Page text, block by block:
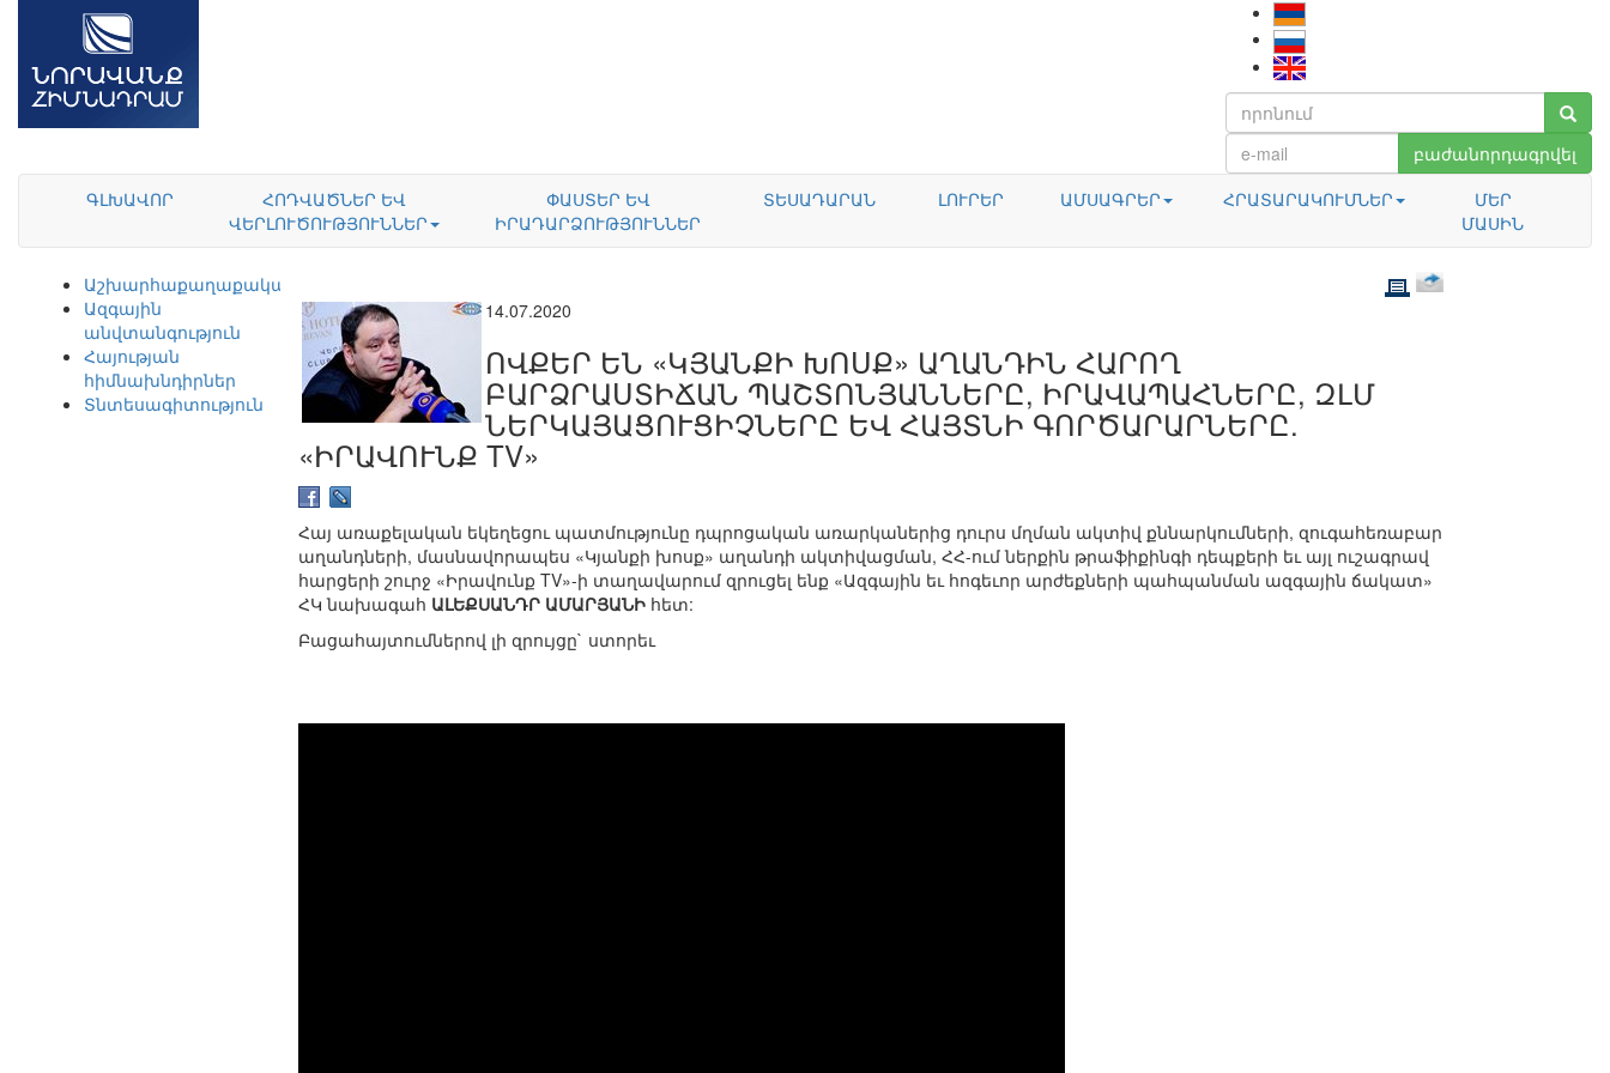
բաժանորդագրվել
ԳԼԽԱՎՈՐ
ՀՈԴՎԱԾՆԵՐ ԵՎ
ՎԵՐԼՈՒԾՈՒԹՅՈՒՆՆԵՐ
ՓԱՍՏԵՐ ԵՎ
ԻՐԱԴԱՐՁՈՒԹՅՈՒՆՆԵՐ
ՏԵՍԱԴԱՐԱՆ ԼՈՒՐԵՐ ԱՄՍԱԳՐԵՐ ՀՐԱՏԱՐԱԿՈՒՄՆԵՐ
ՄԵՐ
ՄԱՍԻՆ
Աշխարհաքաղաքականություն
Ազգային
անվտանգություն
Հայության
հիմնախնդիրներ
Տնտեսագիտություն
14.07.2020
ՈՎՔԵՐ ԵՆ «ԿՅԱՆՔԻ ԽՈՍՔ» ԱՂԱՆԴԻՆ ՀԱՐՈՂ
ԲԱՐՁՐԱՍՏԻՃԱՆ ՊԱՇՏՈՆՅԱՆՆԵՐԸ, ԻՐԱՎԱՊԱՀՆԵՐԸ, ԶԼՄ
ՆԵՐԿԱՅԱՑՈՒՑԻՉՆԵՐԸ ԵՎ ՀԱՅՏՆԻ ԳՈՐԾԱՐԱՐՆԵՐԸ.
«ԻՐԱՎՈՒՆՔ TV»
Հայ առաքելական եկեղեցու պատմությունը դպրոցական առարկաներից դուրս մղման ակտիվ քննարկումների, զուգահեռաբար
աղանդների, մասնավորապես «Կյանքի խոսք» աղանդի ակտիվացման, ՀՀ-ում ներքին թրաֆիքինգի դեպքերի եւ այլ ուշագրավ
հարցերի շուրջ «Իրավունք TV»-ի տաղավարում զրուցել ենք «Ազգային եւ հոգեւոր արժեքների պահպանման ազգային ճակատ»
ՀԿ նախագահ ԱԼԵՔՍԱՆԴՐ ԱՄԱՐՅԱՆԻ հետ:
Բացահայտումներով լի զրույցը` ստորեւ